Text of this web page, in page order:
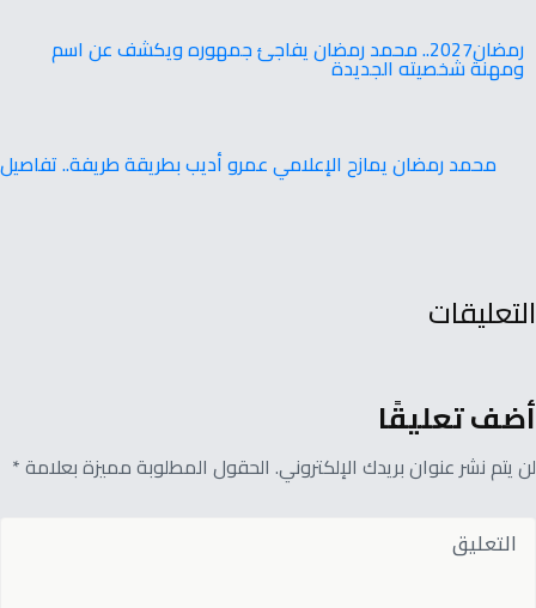
‬ومهنة‭ ‬شخصيته‭ ‬الجديدة
محمد رمضان يمازح الإعلامي عمرو أديب بطريقة طريفة.. تفاصيل
التعليقات
أضف تعليقًا
لن يتم نشر عنوان بريدك الإلكتروني. الحقول المطلوبة مميزة بعلامة *